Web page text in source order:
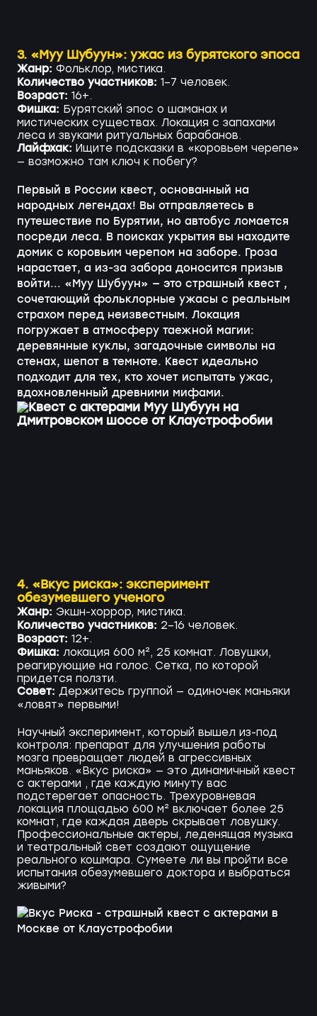
3. «Муу Шубуун»: ужас из бурятского эпоса
Жанр: Фольклор, мистика.
Количество участников: 1–7 человек.
Возраст: 16+.
Фишка: Бурятский эпос о шаманах и
мистических существах. Локация с запахами
леса и звуками ритуальных барабанов.
Лайфхак: Ищите подсказки в «коровьем черепе»
— возможно там ключ к побегу?
Первый в России квест, основанный на
народных легендах! Вы отправляетесь в
путешествие по Бурятии, но автобус ломается
посреди леса. В поисках укрытия вы находите
домик с коровьим черепом на заборе. Гроза
нарастает, а из-за забора доносится призыв
войти... «Муу Шубуун» — это страшный квест ,
сочетающий фольклорные ужасы с реальным
страхом перед неизвестным. Локация
погружает в атмосферу таежной магии:
деревянные куклы, загадочные символы на
стенах, шепот в темноте. Квест идеально
подходит для тех, кто хочет испытать ужас,
вдохновленный древними мифами.
4. «Вкус риска»: эксперимент
обезумевшего ученого
Жанр: Экшн-хоррор, мистика.
Количество участников: 2–16 человек.
Возраст: 12+.
Фишка: локация 600 м², 25 комнат. Ловушки,
реагирующие на голос. Сетка, по которой
придется ползти.
Совет: Держитесь группой — одиночек маньяки
«ловят» первыми!
Научный эксперимент, который вышел из-под
контроля: препарат для улучшения работы
мозга превращает людей в агрессивных
маньяков. «Вкус риска» — это динамичный квест
с актерами , где каждую минуту вас
подстерегает опасность. Трехуровневая
локация площадью 600 м² включает более 25
комнат, где каждая дверь скрывает ловушку.
Профессиональные актеры, леденящая музыка
и театральный свет создают ощущение
реального кошмара. Сумеете ли вы пройти все
испытания обезумевшего доктора и выбраться
живыми?